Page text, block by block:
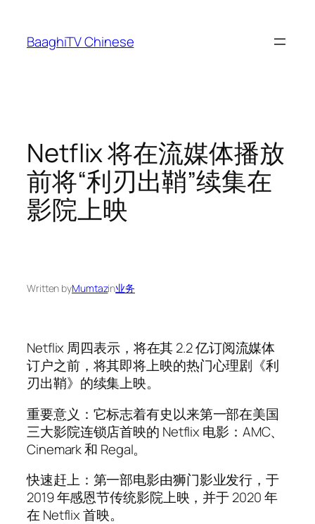
content
BaaghiTV Chinese
Netflix 将在流媒体播放
前将“利刃出鞘”续集在
影院上映
Written byMumtazin业务
Netflix 周四表示，将在其 2.2 亿订阅流媒体
订户之前，将其即将上映的热门心理剧《利
刃出鞘》的续集上映。
重要意义：它标志着有史以来第一部在美国
三大影院连锁店首映的 Netflix 电影：AMC、
Cinemark 和 Regal。
快速赶上：第一部电影由狮门影业发行，于
2019 年感恩节传统影院上映，并于 2020 年
在 Netflix 首映。